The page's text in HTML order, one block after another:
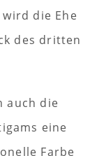
die Ehe
des dritten
auch die
eine
Farbe